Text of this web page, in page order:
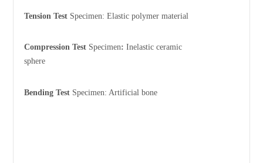
Tension Test Specimen: Elastic polymer material
Compression Test Specimen: Inelastic ceramic
sphere
Bending Test Specimen: Artificial bone